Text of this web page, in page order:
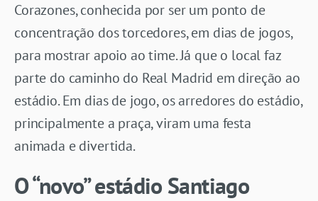
Corazones, conhecida por ser um ponto de
concentração dos torcedores, em dias de jogos,
para mostrar apoio ao time. Já que o local faz
parte do caminho do Real Madrid em direção ao
estádio. Em dias de jogo, os arredores do estádio,
principalmente a praça, viram uma festa
animada e divertida.
O “novo” estádio Santiago